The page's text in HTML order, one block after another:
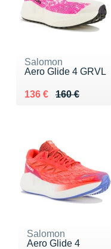
Salomon
Aero Glide 4 GRVL
160 €
Au lieu de 160 €
136 €
Vendu 136 €
Salomon
Aero Glide 4